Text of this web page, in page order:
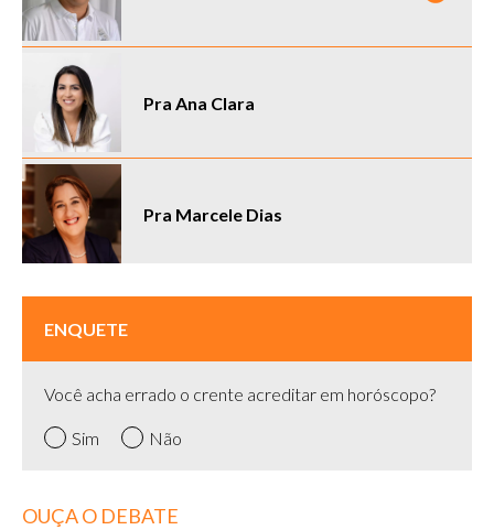
Pra Ana Clara
Pra Marcele Dias
ENQUETE
Você acha errado o crente acreditar em horóscopo?
Sim Não
OUÇA O DEBATE